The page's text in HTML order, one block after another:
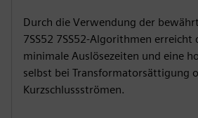
Durch die Verwendung der
7SS52 7SS52-Algorithmen erreicht
minimale Auslösezeiten und eine
selbst bei Transformatorsättigung
Kurzschlussströmen.